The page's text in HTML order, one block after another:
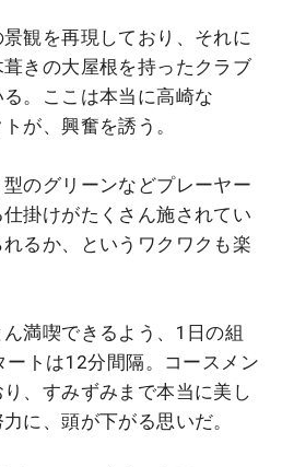
観を再現しており、それに
きの大屋根を持ったクラブ
。ここは本当に高崎な
が、興奮を誘う。
のグリーンなどプレーヤー
掛けがたくさん施されてい
るか、というワクワクも楽
満喫できるよう、1日の組
トは12分間隔。コースメン
、すみずみまで本当に美し
に、頭が下がる思いだ。